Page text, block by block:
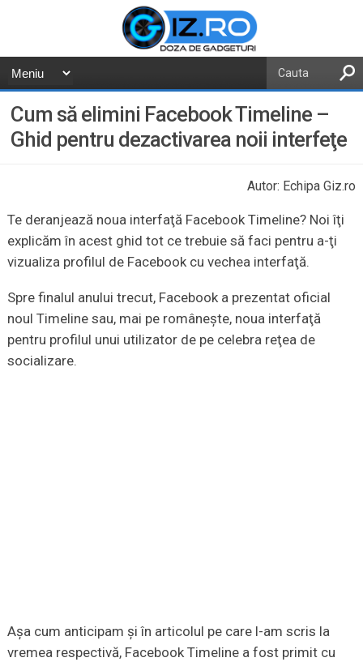
Cum să elimini Facebook Timeline –
Ghid pentru dezactivarea noii interfeţe
Autor: Echipa Giz.ro
Te deranjează noua interfaţă Facebook Timeline? Noi îţi
explicăm în acest ghid tot ce trebuie să faci pentru a-ţi
vizualiza profilul de Facebook cu vechea interfaţă.
Spre finalul anului trecut, Facebook a prezentat oficial
noul Timeline sau, mai pe româneşte, noua interfaţă
pentru profilul unui utilizator de pe celebra reţea de
socializare.
Aşa cum anticipam şi în articolul pe care l-am scris la
vremea respectivă, Facebook Timeline a fost primit cu